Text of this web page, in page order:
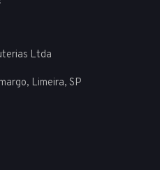
Ltda
Limeira, SP